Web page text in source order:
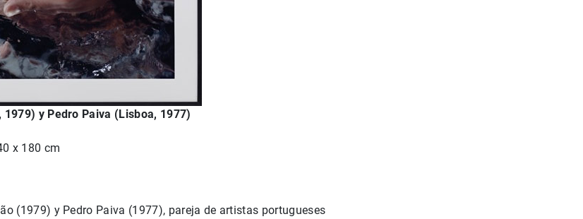
y Pedro Paiva (Lisboa, 1977)
x 180 cm
(1979) y Pedro Paiva (1977), pareja de artistas portugueses